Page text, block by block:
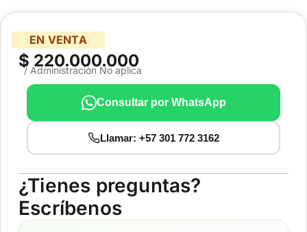
EN VENTA
$ 220.000.000
/ Administración No aplica
Consultar por WhatsApp
Llamar: +57 301 772 3162
¿Tienes preguntas?
Escríbenos